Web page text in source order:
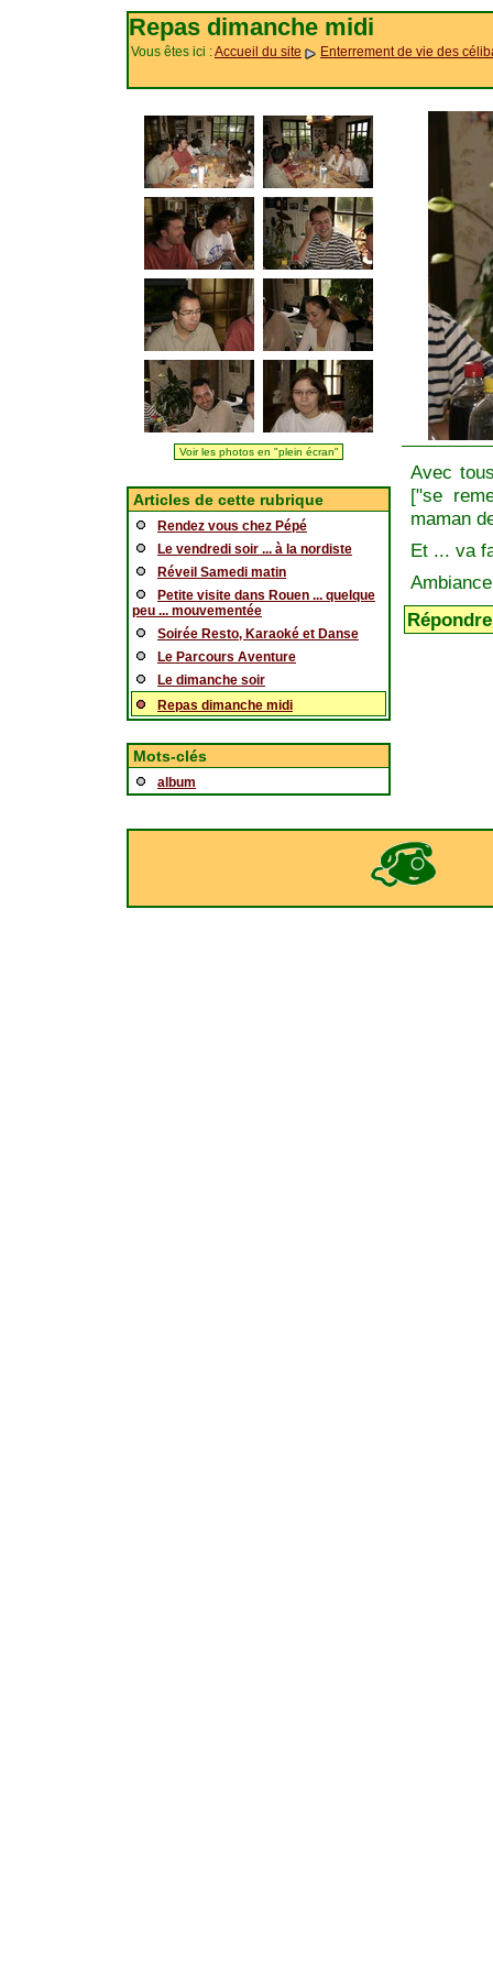
Repas dimanche midi
Vous êtes ici :Accueil du site Enterrement de vie des
Voir les photos en "plein écran"
Articles de cette rubrique
Rendez vous chez Pépé
Le vendredi soir ... à la nordiste
Réveil Samedi matin
Petite visite dans Rouen ... quelque
peu ... mouvementée
Soirée Resto, Karaoké et Danse
Le Parcours Aventure
Le dimanche soir
Repas dimanche midi
Mots-clés
album
Avec
["se
maman
Et ... va